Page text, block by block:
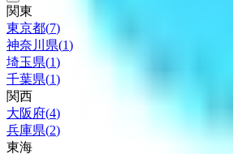
関東
東京都(7)
神奈川県(1)
埼玉県(1)
千葉県(1)
関西
大阪府(4)
兵庫県(2)
東海